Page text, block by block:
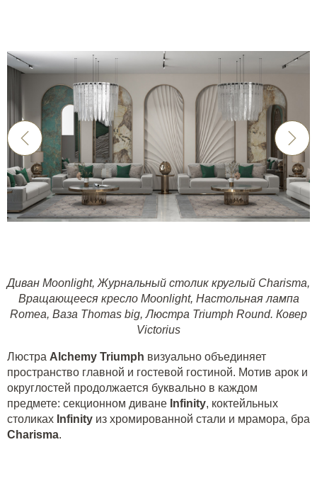
Диван Moonlight, Журнальный столик круглый Charisma,
Вращающееся кресло Moonlight, Настольная лампа
Romea, Ваза Thomas big,Люстра Triumph Round. Ковер
Victorius
Люстра Alchemy Triumph визуально объединяет
пространство главной и гостевой гостиной. Мотив арок и
округлостей продолжается буквально в каждом
предмете: секционном диване Infinity, коктейльных
столиках Infinity из хромированной стали и мрамора, бра
Charisma.